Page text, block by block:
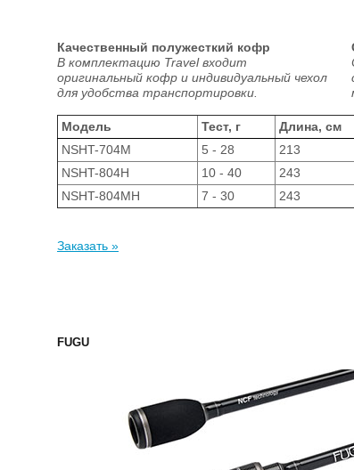
Качественный полужесткий кофр
В комплектацию Travel входит
оригинальный кофр и индивидуальный чехол
для удобства транспортировки.
Модель Тест, г Длина, см
NSHT-704M
5 - 28 213
NSHT-804H
10 - 40 243
NSHT-804MH
7 - 30 243
Заказать »
FUGU